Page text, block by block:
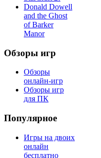
Donald Dowell
and the Ghost
of Barker
Manor
Обзоры игр
Обзоры
онлайн-игр
Обзоры игр
для ПК
Популярное
Игры на двоих
онлайн
бесплатно